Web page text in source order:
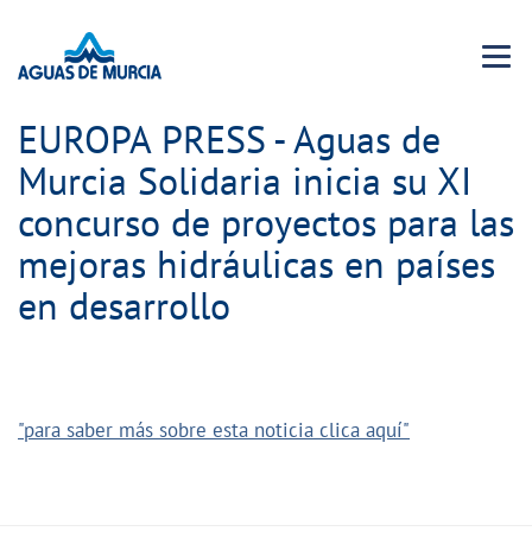
Menu
EUROPA PRESS - Aguas de
Murcia Solidaria inicia su XI
concurso de proyectos para las
mejoras hidráulicas en países
en desarrollo
"para saber más sobre esta noticia clica aquí"